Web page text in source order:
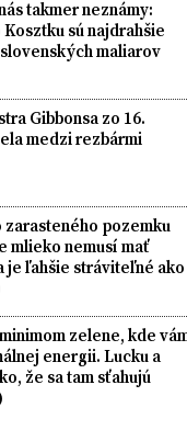
takmer neznámy:
sú najdrahšie
maliarov
Gibbonsa zo 16.
medzi rezbármi
zarasteného pozemku
mlieko nemusí mať
je ľahšie stráviteľné ako
zelene, kde
energii. Lucku a
že sa tam sťahujú